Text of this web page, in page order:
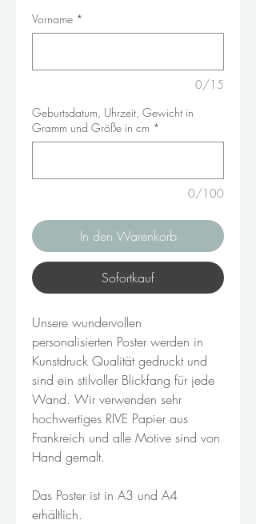
Vorname *
0/15
Geburtsdatum, Uhrzeit, Gewicht in
Gramm und Größe in cm *
0/100
In den Warenkorb
Sofortkauf
Unsere wundervollen
personalisierten Poster werden in
Kunstdruck Qualität gedruckt und
sind ein stilvoller Blickfang für jede
Wand. Wir verwenden sehr
hochwertiges RIVE Papier aus
Frankreich und alle Motive sind von
Hand gemalt.
Das Poster ist in A3 und A4
erhältlich.